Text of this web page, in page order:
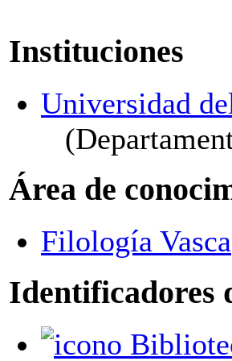
Instituciones
Universidad
Área de
Filología Vasca
Identificadores